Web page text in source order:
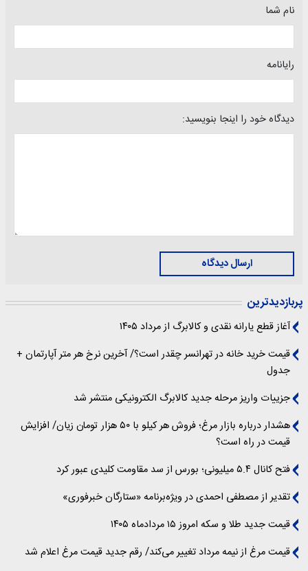
نام شما
رایانامه
دیدگاه خود را اینجا بنویسید:
ارسال دیدگاه
پربازدیدترین
آغاز قطع یارانه نقدی و کالابرگ از مرداد ۱۴۰۵
قیمت خرید خانه در تهرانسر چقدر است؟/ آخرین نرخ هر متر آپارتمان +
جدول
جزییات واریز مرحله جدید کالابرگ الکترونیکی منتشر شد
هشدار درباره بازار مرغ؛ فروش هر کیلو با ۵۰ هزار تومان زیان/ افزایش
قیمت در راه است؟
فتح کانال ۵.۴ میلیونی؛ بورس از سد مقاومت کلیدی عبور کرد
تقدیر از مصطفی احمدی در ویژه‌برنامه «ستارگان خبرفوری»
قیمت جدید طلا و سکه امروز ۱۵ مردادماه ۱۴۰۵
قیمت مرغ از نیمه مرداد تغییر می‌کند/ رقم جدید قیمت مرغ اعلام شد